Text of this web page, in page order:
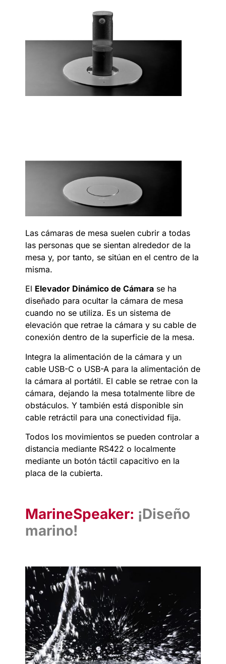
Las cámaras de mesa suelen cubrir a todas
las personas que se sientan alrededor de la
mesa y, por tanto, se sitúan en el centro de la
misma.
El Elevador Dinámico de Cámara se ha
diseñado para ocultar la cámara de mesa
cuando no se utiliza. Es un sistema de
elevación que retrae la cámara y su cable de
conexión dentro de la superficie de la mesa.
Integra la alimentación de la cámara y un
cable USB-C o USB-A para la alimentación de
la cámara al portátil. El cable se retrae con la
cámara, dejando la mesa totalmente libre de
obstáculos. Y también está disponible sin
cable retráctil para una conectividad fija.
Todos los movimientos se pueden controlar a
distancia mediante RS422 o localmente
mediante un botón táctil capacitivo en la
placa de la cubierta.
MarineSpeaker: ¡Diseño
marino!